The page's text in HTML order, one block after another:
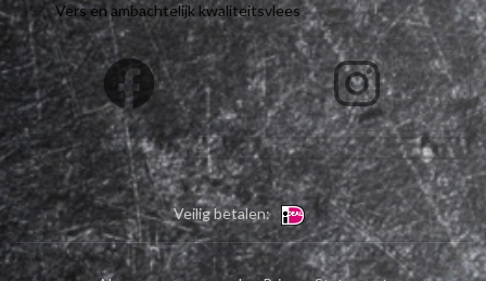
Vers en ambachtelijk kwaliteitsvlees
Veilig betalen: